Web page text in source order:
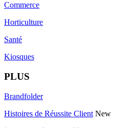
Commerce
Horticulture
Santé
Kiosques
PLUS
Brandfolder
Histoires de Réussite Client New